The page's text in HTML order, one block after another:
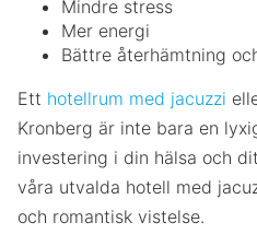
Mindre stress
Mer energi
Bättre återhämtning
Ett hotellrum med jacuzzi
Kronberg är inte bara en
investering i din hälsa och
våra utvalda hotell med
och romantisk vistelse.